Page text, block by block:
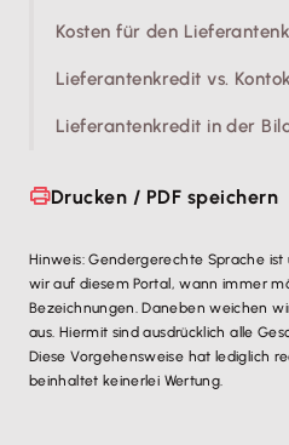
Kosten für den
Lieferantenkredit vs.
Lieferantenkredit in der
Drucken / PDF speichern
Hinweis: Gendergerechte Sprache
wir auf diesem Portal, wann immer
Bezeichnungen. Daneben weichen
aus. Hiermit sind ausdrücklich alle
Diese Vorgehensweise hat lediglich
beinhaltet keinerlei Wertung.